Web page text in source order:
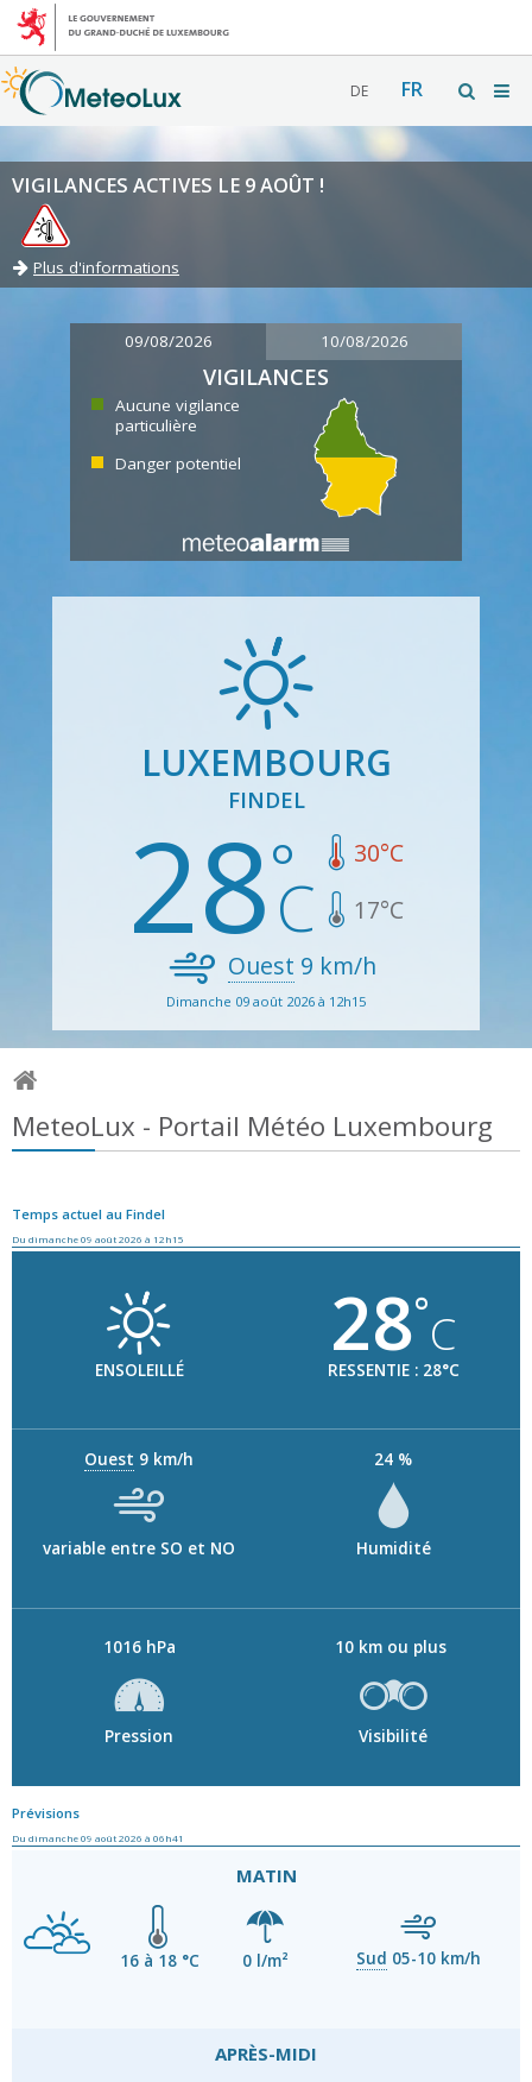
DE FR
VIGILANCES ACTIVES LE 9 AOÛT !
Plus d'informations
09/08/2026 10/08/2026
VIGILANCES
Aucune vigilance
particulière
Danger potentiel
LUXEMBOURG
FINDEL
28 30°C
17°C
Ouest 9 km/h
Dimanche 09 août 2026 à 12h15
MeteoLux - Portail Météo Luxembourg
Temps actuel au Findel
Du dimanche 09 août 2026 à 12h15
ENSOLEILLÉ 28°C
RESSENTIE : 28°C
Ouest 9 km/h
variable entre SO et NO
24 %
Humidité
1016 hPa
Pression
10 km ou plus
Visibilité
Prévisions
Du dimanche 09 août 2026 à 06h41
MATIN
16 à 18 °C 0 l/m² Sud 05-10 km/h
APRÈS-MIDI